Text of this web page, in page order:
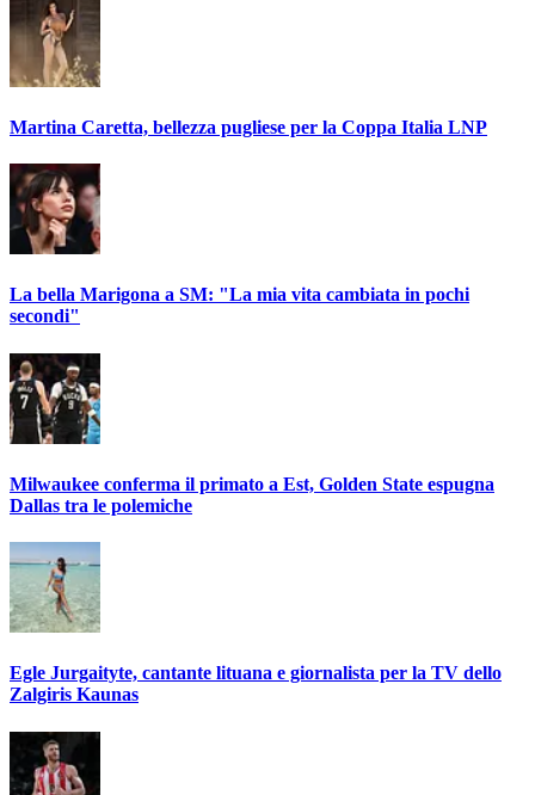
Martina Caretta, bellezza pugliese per la Coppa Italia LNP
La bella Marigona a SM: "La mia vita cambiata in pochi
secondi"
Milwaukee conferma il primato a Est, Golden State espugna
Dallas tra le polemiche
Egle Jurgaityte, cantante lituana e giornalista per la TV dello
Zalgiris Kaunas